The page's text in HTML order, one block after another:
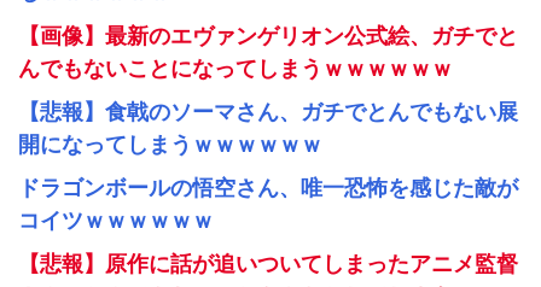
【画像】最新のエヴァンゲリオン公式絵、ガチでと
んでもないことになってしまうｗｗｗｗｗｗ
【悲報】食戟のソーマさん、ガチでとんでもない展
開になってしまうｗｗｗｗｗｗ
ドラゴンボールの悟空さん、唯一恐怖を感じた敵が
コイツｗｗｗｗｗｗ
【悲報】原作に話が追いついてしまったアニメ監督